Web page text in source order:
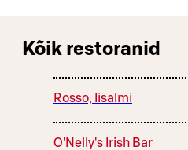
Kõik restoranid
Rosso, Iisalmi
O'Nelly's Irish Bar